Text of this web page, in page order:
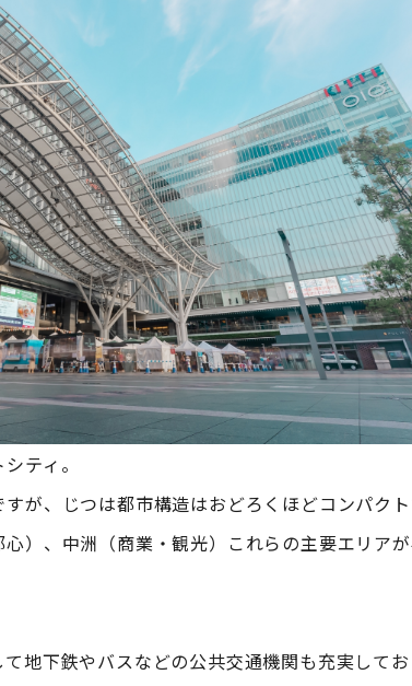
ティ。
が、じつは都市構造はおどろくほどコンパクト
）、中洲（商業・観光）これらの主要エリア
地下鉄やバスなどの公共交通機関も充実してお